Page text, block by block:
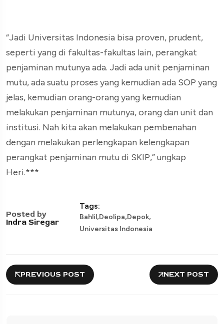
“Jadi Universitas Indonesia bisa proven, prudent,
seperti yang di fakultas-fakultas lain, perangkat
penjaminan mutunya ada. Jadi ada unit penjaminan
mutu, ada suatu proses yang kemudian ada SOP yang
jelas, kemudian orang-orang yang kemudian
melakukan penjaminan mutunya, orang dan unit dan
institusi. Nah kita akan melakukan pembenahan
dengan melakukan perlengkapan kelengkapan
perangkat penjaminan mutu di SKIP,” ungkap
Heri.***
Posted by
Indra Siregar
Tags:
Bahlil,Deolipa,Depok,
Universitas Indonesia
PREVIOUS POST NEXT POST